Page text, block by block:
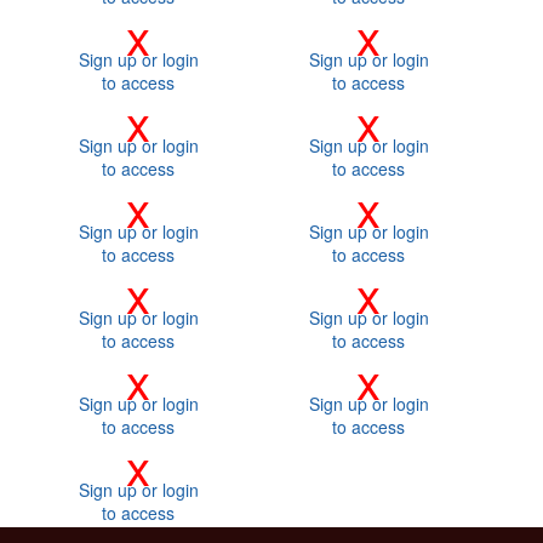
x
Sign up or login
to access
x
Sign up or login
to access
x
Sign up or login
to access
x
Sign up or login
to access
x
Sign up or login
to access
x
Sign up or login
to access
x
Sign up or login
to access
x
Sign up or login
to access
x
Sign up or login
to access
x
Sign up or login
to access
x
Sign up or login
to access